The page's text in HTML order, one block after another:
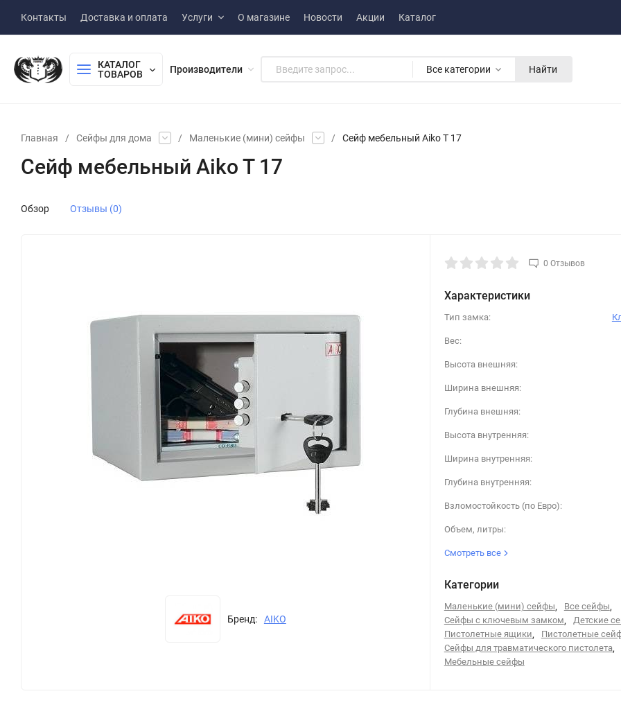
Контакты Доставка и оплата Услуги О магазине Новости Акции Каталог
КАТАЛОГ
ТОВАРОВ
Производители Все категории Найти
Главная / Сейфы для дома / Маленькие (мини) сейфы / Сейф мебельный Aiko T 17
Сейф мебельный Aiko T 17
Обзор Отзывы (0)
Бренд: AIKO
0 Отзывов
Характеристики
Тип замка:
Вес:
Высота внешняя:
Ширина внешняя:
Глубина внешняя:
Высота внутренняя:
Ширина внутренняя:
Глубина внутренняя:
Взломостойкость (по Евро):
Объем, литры:
Смотреть все
Категории
Маленькие (мини) сейфы, Все сейфы,
Сейфы с ключевым замком, Детские
Пистолетные ящики, Пистолетные
Сейфы для травматического пистолета,
Мебельные сейфы